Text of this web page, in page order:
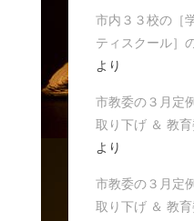
市内３３校の［
ティスクール］
より
市教委の３月定
取り下げ ＆ 教
より
市教委の３月定
取り下げ ＆ 教